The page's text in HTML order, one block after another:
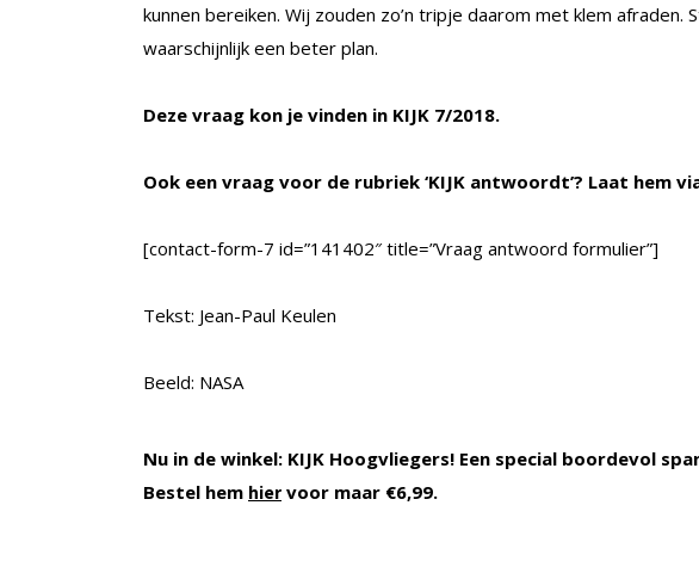
kunnen bereiken. Wij zouden zo’n tripje daarom met klem afraden.
waarschijnlijk een beter plan.
Deze vraag kon je vinden in KIJK 7/2018.
Ook een vraag voor de rubriek ‘KIJK antwoordt’? Laat hem
[contact-form-7 id=”141402″ title=”Vraag antwoord formulier”]
Tekst: Jean-Paul Keulen
Beeld: NASA
Nu in de winkel: KIJK Hoogvliegers! Een special boordevol
Bestel hem hier voor maar €6,99.